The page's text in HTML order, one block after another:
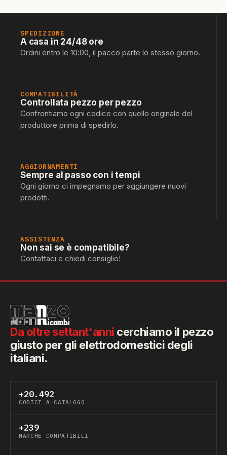
SPEDIZIONE
A casa in 24/48 ore
Ordini entro le 10:00, il pacco parte lo stesso giorno.
COMPATIBILITÀ
Controllata pezzo per pezzo
Confrontiamo ogni codice con quello originale del
produttore prima di spedirlo.
AGGIORNAMENTI
Sempre al passo con i tempi
Ogni giorno ci impegnamo per aggiungere nuovi
prodotti.
ASSISTENZA
Non sai se è compatibile?
Contattaci e chiedi consiglio!
Da oltre settant'anni cerchiamo il pezzo
giusto per gli elettrodomestici degli
italiani.
+20.492
CODICI A CATALOGO
+239
MARCHE COMPATIBILI